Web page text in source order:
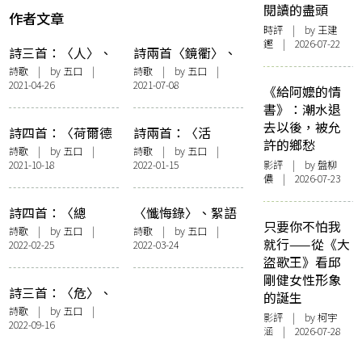
作者文章
詩三首：〈人〉、
〈匕首〉、〈孤
囚〉
詩歌 | by 五口 |
2021-04-26
詩兩首〈鏡衢〉、
〈選擇〉
詩歌| by 五口 |
2021-07-08
詩四首：〈荷爾德
林究竟看見了什
麼〉、〈哀歌〉、
〈夢〉、〈寫作〉
詩歌 | by 五口 |
2021-10-18
詩兩首：〈活
著〉、〈抑鬱〉
詩歌| by 五口 |
2022-01-15
詩四首：〈總
是〉、〈三個關鍵
詞〉、〈睏了〉、
〈永別〉
詩歌 | by 五口 |
2022-02-25
〈懺悔錄〉、絮語
詩歌| by 五口 |
2022-03-24
詩三首：〈危〉、
〈細語〉、〈請
求〉
詩歌 | by 五口 |
2022-09-16
閱讀的盡頭
時評 | by 王建
鏗 | 2026-07-22
《給阿嬤的情
書》：潮水退
去以後，被允
許的鄉愁
影評 | by 盤柳
儂 | 2026-07-23
只要你不怕我
就行——從《大
盜歌王》看邱
剛健女性形象
的誕生
影評 | by 柯宇
涵 | 2026-07-28